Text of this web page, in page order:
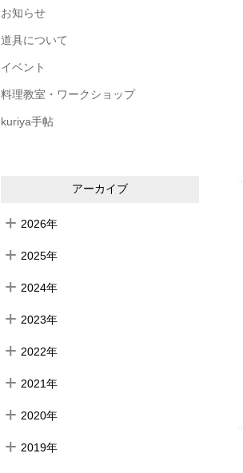
お知らせ
道具について
イベント
料理教室・ワークショップ
kuriya手帖
アーカイブ
2026年
2025年
2024年
2023年
2022年
2021年
2020年
2019年